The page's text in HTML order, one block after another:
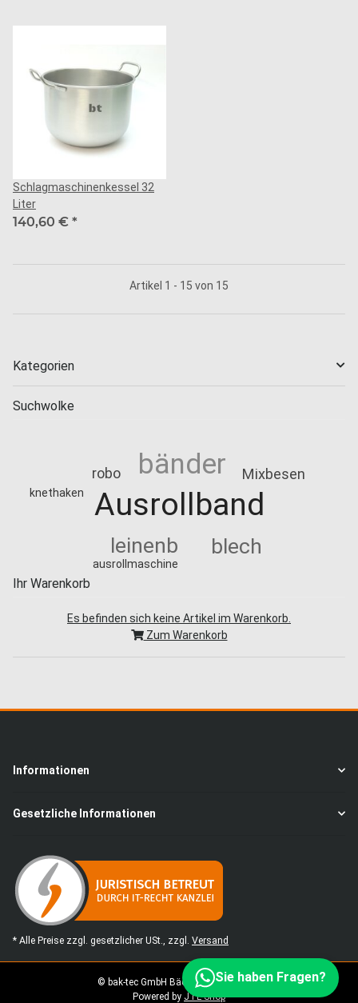
Schlagmaschinenkessel 32
Liter
140,60 € *
Artikel 1 - 15 von 15
Kategorien
Suchwolke
Ausrollband
bänder
leinenb blech
robo Mixbesen
ausrollmaschine
knethaken
Ihr Warenkorb
Es befinden sich keine Artikel im Warenkorb.
Zum Warenkorb
Informationen
Gesetzliche Informationen
* Alle Preise zzgl. gesetzlicher USt., zzgl. Versand
© bak-tec GmbH Bäckereimaschinen
Powered by JTL-Shop
Sie haben Fragen?